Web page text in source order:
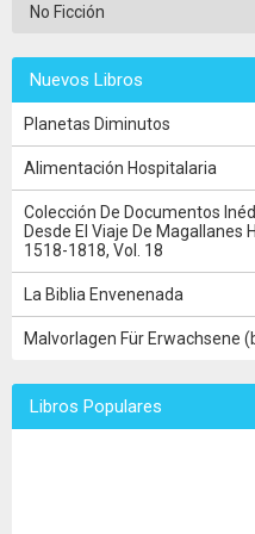
No Ficción
Nuevos Libros
Planetas Diminutos
Alimentación Hospitalaria
Colección De Documentos
Desde El Viaje De Magallanes
1518-1818, Vol. 18
La Biblia Envenenada
Malvorlagen Für Erwachsene
Libros Populares